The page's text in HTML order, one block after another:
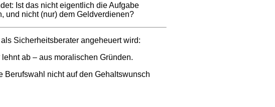
Ist das nicht eigentlich die Aufgabe
und nicht (nur) dem Geldverdienen?
Sicherheitsberater angeheuert wird:
ab – aus moralischen Gründen.
Berufswahl nicht auf den Gehaltswunsch